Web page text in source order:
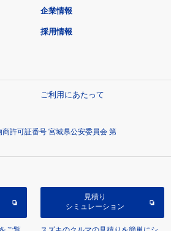
企業情報
採用情報
ご利用にあたって
許可証番号 宮城県公安委員会 第
見積り
シミュレーション